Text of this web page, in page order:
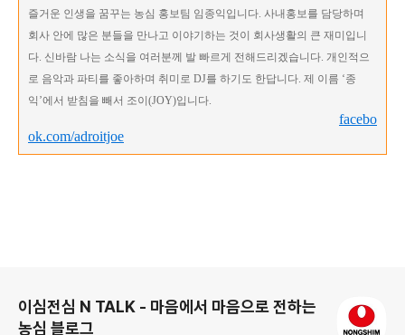
즐거운 인생을 꿈꾸는 농심 홍보팀 임종익입니다. 사내홍보를 담당하며
회사 안에 많은 분들을 만나고 이야기하는 것이 회사생활의 큰 재미입니
다. 신바람 나는 소식을 여러분께 발 빠르게 전해드리겠습니다. 개인적으
로 음악과 파티를 좋아하며 취미로 DJ를 하기도 한답니다. 제 이름 ‘종
익 ’에서 받침을 빼서 조이(JOY)입니다.
facebo
ok.com/adroitjoe
이심전심 N TALK - 마음에서 마음으로 전하는
농심 블로그